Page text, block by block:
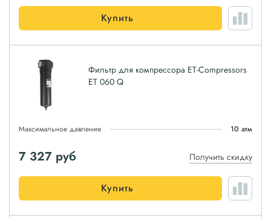
Купить
Фильтр для компрессора ET-Compressors
ET 060 Q
Максимальное давление 10 атм
7 327 руб Получить скидку
Купить